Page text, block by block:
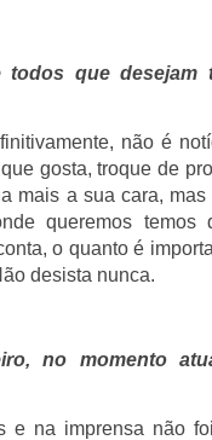
que desejam
não é
gosta, troque de
mais a sua cara,
queremos temos
o quanto é
desista nunca.
no momento
e na imprensa não